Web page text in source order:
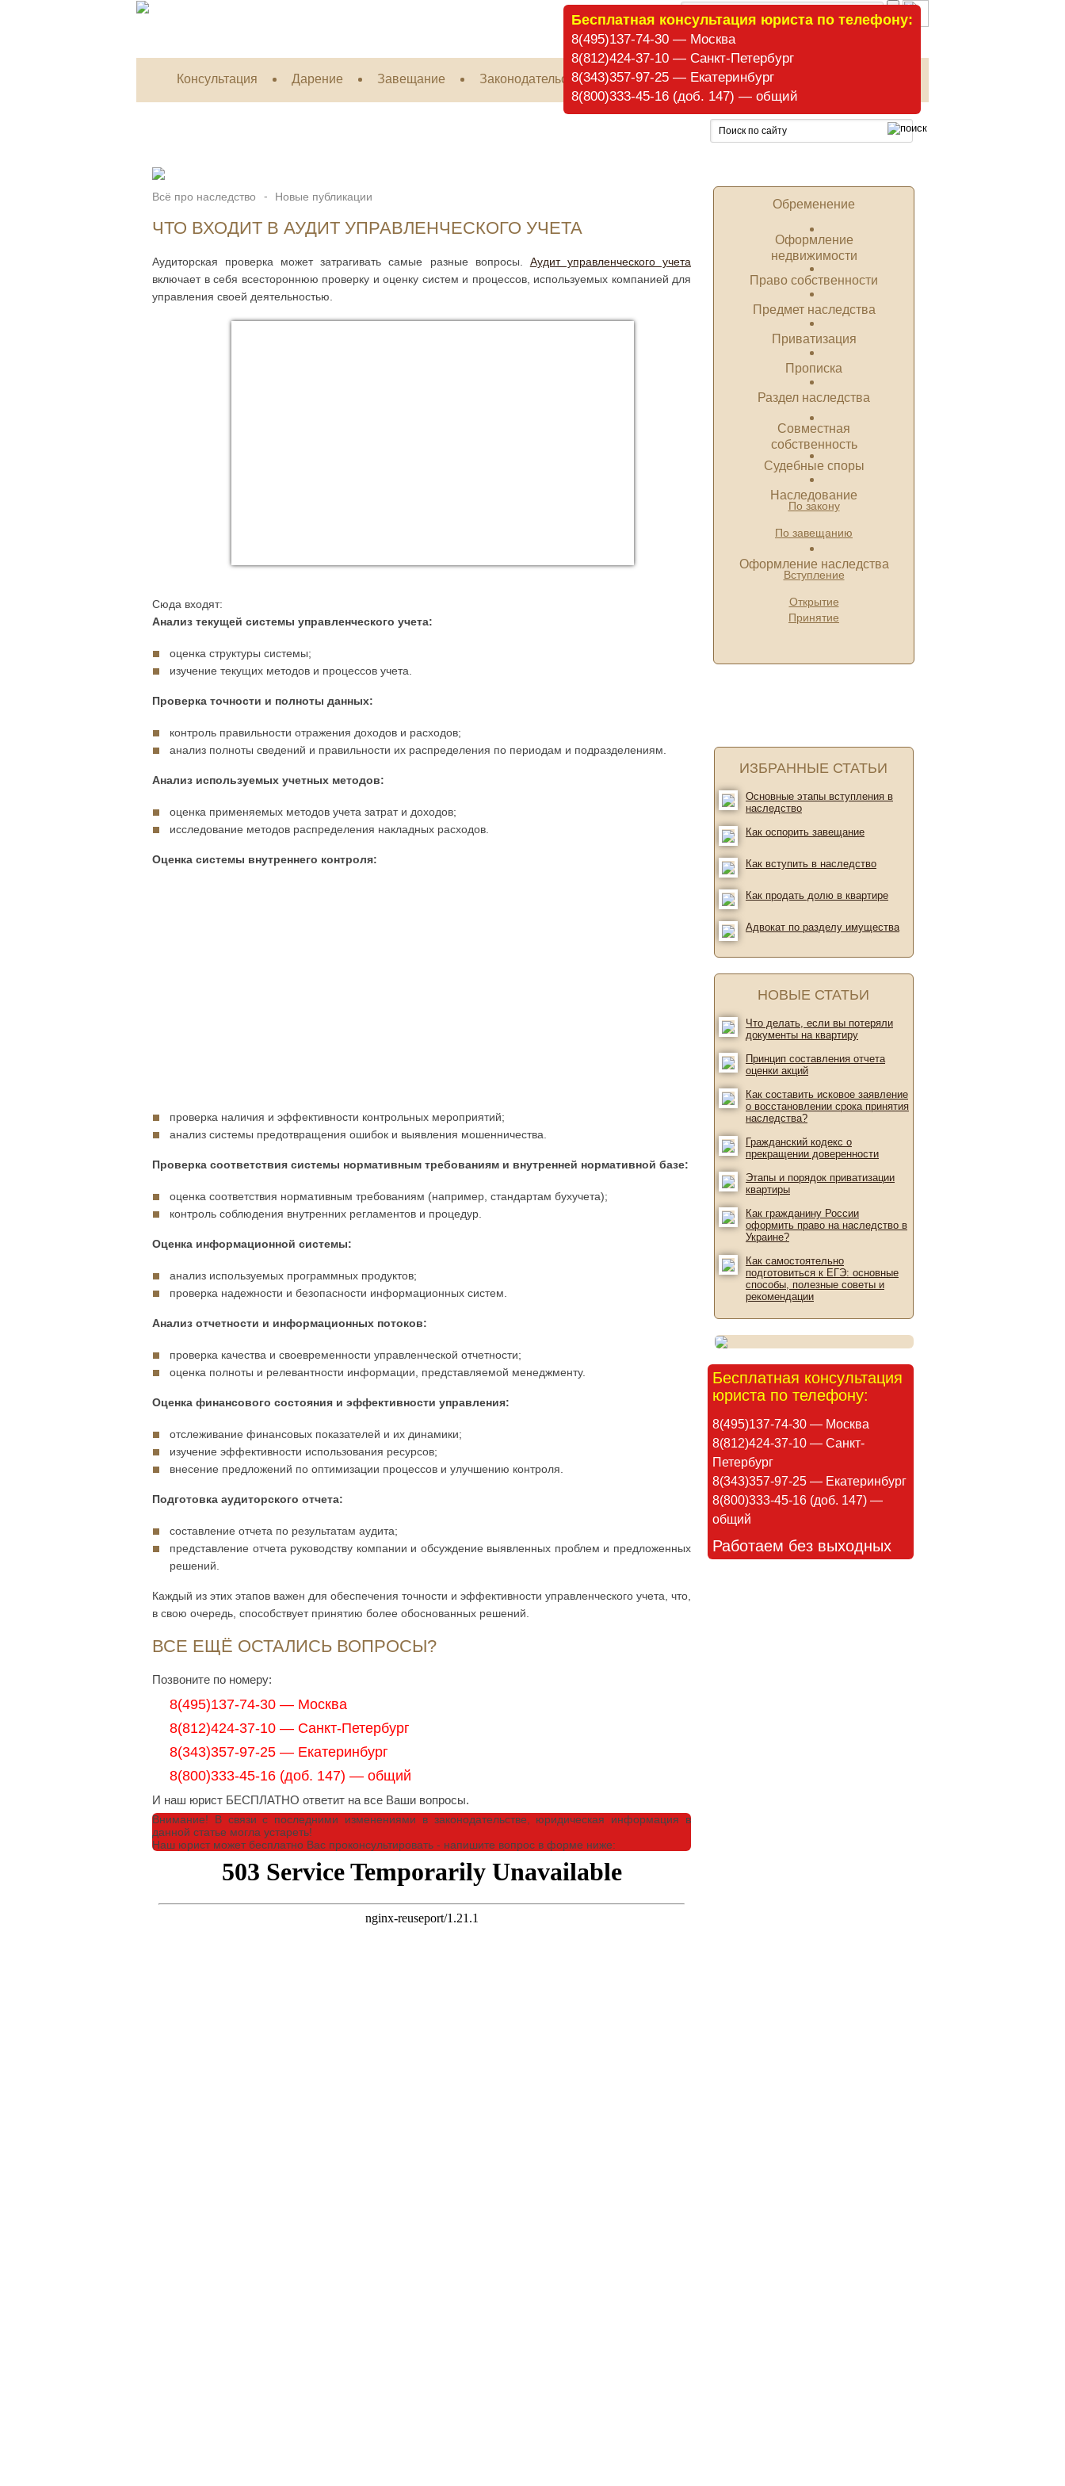
Консультация Дарение Завещание Законодательство Налогообложение наследства
Обременение
Оформление
недвижимости
Право собственности
Предмет наследства
Приватизация
Прописка
Раздел наследства
Совместная
собственность
Судебные споры
Наследование
По закону
По завещанию
Оформление наследства
Вступление
Открытие
Принятие
Бесплатная консультация юриста по телефону:
8(495)137-74-30 — Москва
8(812)424-37-10 — Санкт-Петербург
8(343)357-97-25 — Екатеринбург
8(800)333-45-16 (доб. 147) — общий
Всё про наследство Новые публикации
ЧТО ВХОДИТ В АУДИТ УПРАВЛЕНЧЕСКОГО УЧЕТА
Аудиторская проверка может затрагивать самые разные вопросы. Аудит управленческого учета
включает в себя всестороннюю проверку и оценку систем и процессов, используемых компанией для
управления своей деятельностью.
Сюда входят:
Анализ текущей системы управленческого учета:
оценка структуры системы;
изучение текущих методов и процессов учета.
Проверка точности и полноты данных:
контроль правильности отражения доходов и расходов;
анализ полноты сведений и правильности их распределения по периодам и подразделениям.
Анализ используемых учетных методов:
оценка применяемых методов учета затрат и доходов;
исследование методов распределения накладных расходов.
Оценка системы внутреннего контроля:
проверка наличия и эффективности контрольных мероприятий;
анализ системы предотвращения ошибок и выявления мошенничества.
Проверка соответствия системы нормативным требованиям и внутренней нормативной базе:
оценка соответствия нормативным требованиям (например, стандартам бухучета);
контроль соблюдения внутренних регламентов и процедур.
Оценка информационной системы:
анализ используемых программных продуктов;
проверка надежности и безопасности информационных систем.
Анализ отчетности и информационных потоков:
проверка качества и своевременности управленческой отчетности;
оценка полноты и релевантности информации, представляемой менеджменту.
Оценка финансового состояния и эффективности управления:
отслеживание финансовых показателей и их динамики;
изучение эффективности использования ресурсов;
внесение предложений по оптимизации процессов и улучшению контроля.
Подготовка аудиторского отчета:
составление отчета по результатам аудита;
представление отчета руководству компании и обсуждение выявленных проблем и предложенных
решений.
Каждый из этих этапов важен для обеспечения точности и эффективности управленческого учета, что,
в свою очередь, способствует принятию более обоснованных решений.
ВСЕ ЕЩЁ ОСТАЛИСЬ ВОПРОСЫ?
Позвоните по номеру:
8(495)137-74-30 — Москва
8(812)424-37-10 — Санкт-Петербург
8(343)357-97-25 — Екатеринбург
8(800)333-45-16 (доб. 147) — общий
И наш юрист БЕСПЛАТНО ответит на все Ваши вопросы.
Внимание! В связи с последними изменениями в законодательстве, юридическая информация в
данной статье могла устареть!
Наш юрист может бесплатно Вас проконсультировать - напишите вопрос в форме ниже:
ИЗБРАННЫЕ СТАТЬИ
Основные этапы вступления в
наследство
Как оспорить завещание
Как вступить в наследство
Как продать долю в квартире
Адвокат по разделу имущества
НОВЫЕ СТАТЬИ
Что делать, если вы потеряли
документы на квартиру
Принцип составления отчета
оценки акций
Как составить исковое заявление
о восстановлении срока принятия
наследства?
Гражданский кодекс о
прекращении доверенности
Этапы и порядок приватизации
квартиры
Как гражданину России
оформить право на наследство в
Украине?
Как самостоятельно
подготовиться к ЕГЭ: основные
способы, полезные советы и
рекомендации
Бесплатная консультация
юриста по телефону:
8(495)137-74-30 — Москва
8(812)424-37-10 — Санкт-
Петербург
8(343)357-97-25 — Екатеринбург
8(800)333-45-16 (доб. 147) —
общий
Работаем без выходных